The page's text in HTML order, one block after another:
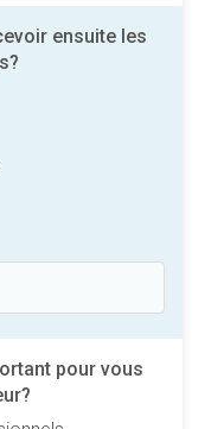
ensuite les
pour vous